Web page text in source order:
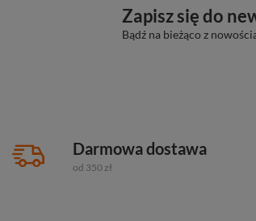
Zapisz się do
Bądź na bieżąco z
Darmowa dostawa
od 350 zł